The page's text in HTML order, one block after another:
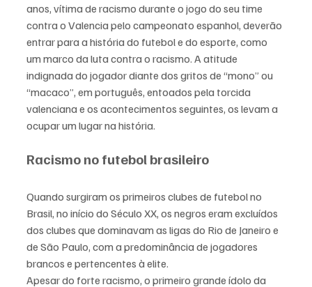
anos, vítima de racismo durante o jogo do seu time
contra o Valencia pelo campeonato espanhol, deverão
entrar para a história do futebol e do esporte, como
um marco da luta contra o racismo. A atitude
indignada do jogador diante dos gritos de “mono” ou
“macaco”, em português, entoados pela torcida
valenciana e os acontecimentos seguintes, os levam a
ocupar um lugar na história.
Racismo no futebol brasileiro
Quando surgiram os primeiros clubes de futebol no
Brasil, no início do Século XX, os negros eram excluídos
dos clubes que dominavam as ligas do Rio de Janeiro e
de São Paulo, com a predominância de jogadores
brancos e pertencentes à elite.
Apesar do forte racismo, o primeiro grande ídolo da